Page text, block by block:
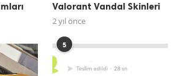
Valorant Vandal Skinleri
2 yıl önce
5